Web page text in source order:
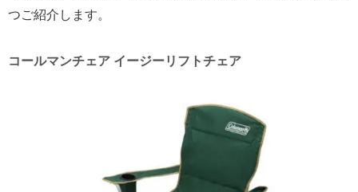
つご紹介します。
コールマンチェア イージーリフトチェア